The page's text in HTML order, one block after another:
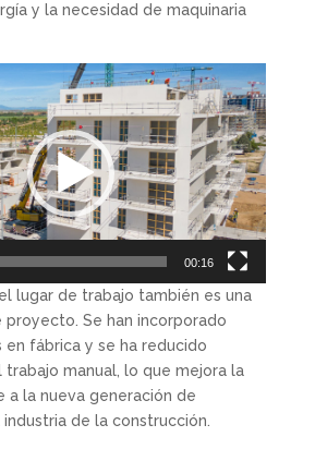
y la necesidad de maquinaria
00:16
lugar de trabajo también es una
Se han incorporado
en fábrica y se ha reducido
manual, lo que mejora la
a la nueva generación de
de la construcción.